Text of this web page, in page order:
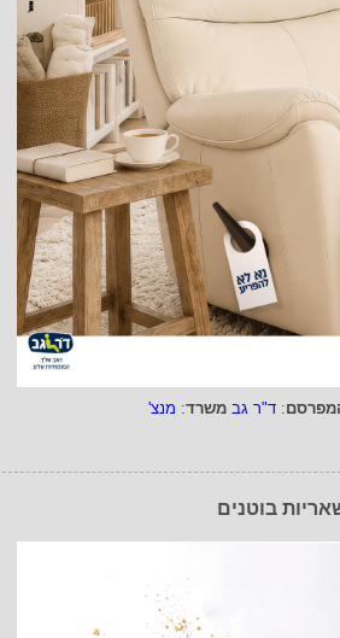
: ד"ר גב משרד: מנצ'
בוטנים